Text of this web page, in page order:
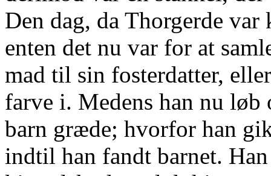
Den dag, da Thorgerde var
enten det nu var for at
mad til sin fosterdatter,
farve i. Medens han nu løb
barn græde; hvorfor han
indtil han fandt barnet.